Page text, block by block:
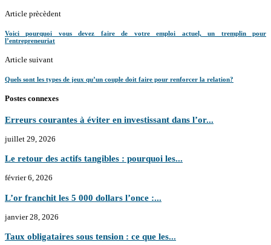
Article prècèdent
Voici pourquoi vous devez faire de votre emploi actuel, un tremplin pour
l’entrepreneuriat
Article suivant
Quels sont les types de jeux qu’un couple doit faire pour renforcer la relation?
Postes connexes
Erreurs courantes à éviter en investissant dans l’or...
juillet 29, 2026
Le retour des actifs tangibles : pourquoi les...
février 6, 2026
L’or franchit les 5 000 dollars l’once :...
janvier 28, 2026
Taux obligataires sous tension : ce que les...